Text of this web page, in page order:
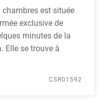
chambres est située
exclusive de
minutes de la
Elle se trouve à
CSR01592